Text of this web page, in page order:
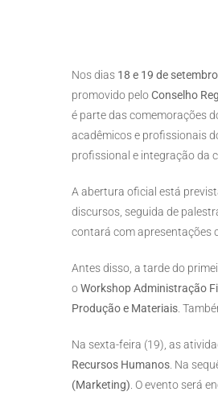
Nos dias 18 e 19 de
promovido peloConselho
é parte das comemorações
acadêmicos e profissionais
profissional e integração da
A abertura oficial está
discursos, seguida de
contará com apresentações
Antes disso, a tarde do
oWorkshop Administração
Produção e Materiais .
Na sexta-feira (19), as
Recursos Humanos . Na
(Marketing) . O evento será